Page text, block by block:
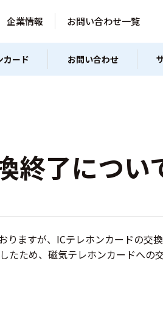
企業情報 お問い合わせ一覧
カード お問い合わせ
終了につい
ますが、ICテレホンカードの交換
たため、磁気テレホンカードへの